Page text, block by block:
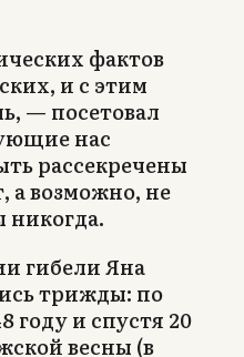
фактов
и с этим
— посетовал
нас
рассекречены
а возможно, не
никогда.
гибели Яна
трижды: по
году и спустя 20
весны (в